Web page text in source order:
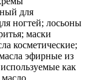
для
ногтей; лосьоны
маски
косметические;
эфирные из
как